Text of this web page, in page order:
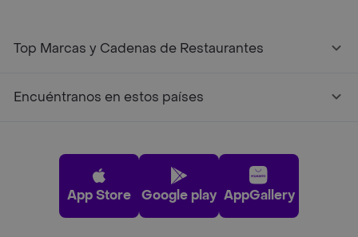
Top Marcas y Cadenas de Restaurantes
Encuéntranos en estos países
App Store Google play AppGallery